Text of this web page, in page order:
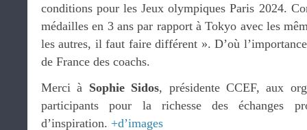
conditions pour les Jeux olympiques Paris 2024.
médailles en 3 ans par rapport à Tokyo avec les
les autres, il faut faire différent ». D’où
de France des coachs.
Merci à Sophie Sidos, présidente CCEF, aux
participants pour la richesse des échanges
d’inspiration. +d’images